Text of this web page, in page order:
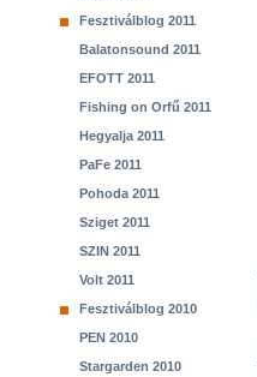
Fesztiválblog 2011
Balatonsound 2011
EFOTT 2011
Fishing on Orfű 2011
Hegyalja 2011
PaFe 2011
Pohoda 2011
Sziget 2011
SZIN 2011
Volt 2011
Fesztiválblog 2010
PEN 2010
Stargarden 2010